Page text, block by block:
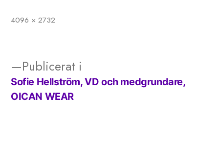
Full
4096 × 2732
Inläggsnavigering
Publicerat i
Sofie Hellström, VD och medgrundare,
OICAN WEAR